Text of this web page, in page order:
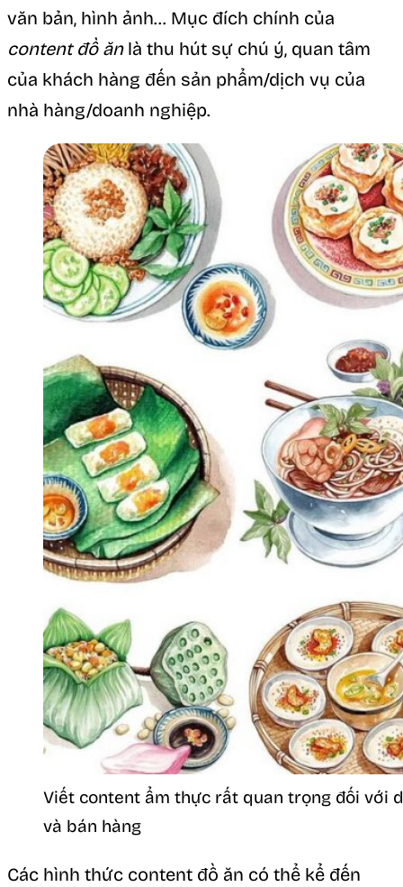
văn bản, hình ảnh… Mục đích chính của
content đồ ăn là thu hút sự chú ý, quan tâm
của khách hàng đến sản phẩm/dịch vụ của
nhà hàng/doanh nghiệp.
Viết content ẩm thực rất quan trọng đối với
và bán hàng
Các hình thức content đồ ăn có thể kể đến